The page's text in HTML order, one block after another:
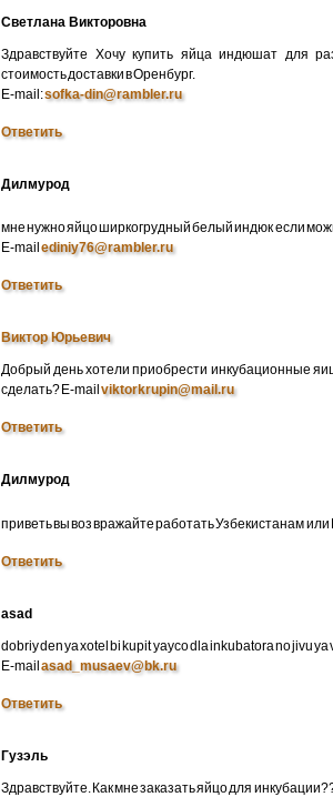
Светлана Викторовна
Здравствуйте Хочу купить яйца индюшат для
стоимость доставки в Оренбург.
E-mail:sofka-din@rambler.ru
Ответить
Дилмурод
мне нужно яйцо ширкогрудный белый индюк если
E-mailediniy76@rambler.ru
Ответить
Виктор Юрьевич
Добрый день хотели приобрести инкубационные
сделать? E-mailviktorkrupin@mail.ru
Ответить
Дилмурод
приветь вы воз вражайте работать Узбекистанам
Ответить
asad
dobriy den ya xotel bi kupit yayco dla inkubatora no jivu ya
E-mailasad_musaev@bk.ru
Ответить
Гузэль
Здравствуйте. Как мне заказать яйцо для